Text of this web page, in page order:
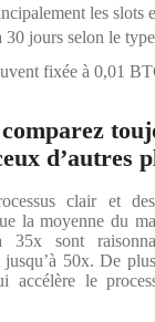
les slots
30 jours selon le
fixée à 0,01
d’autres
clair et des
la moyenne du
35x sont
jusqu’à 50x. De
accélère le